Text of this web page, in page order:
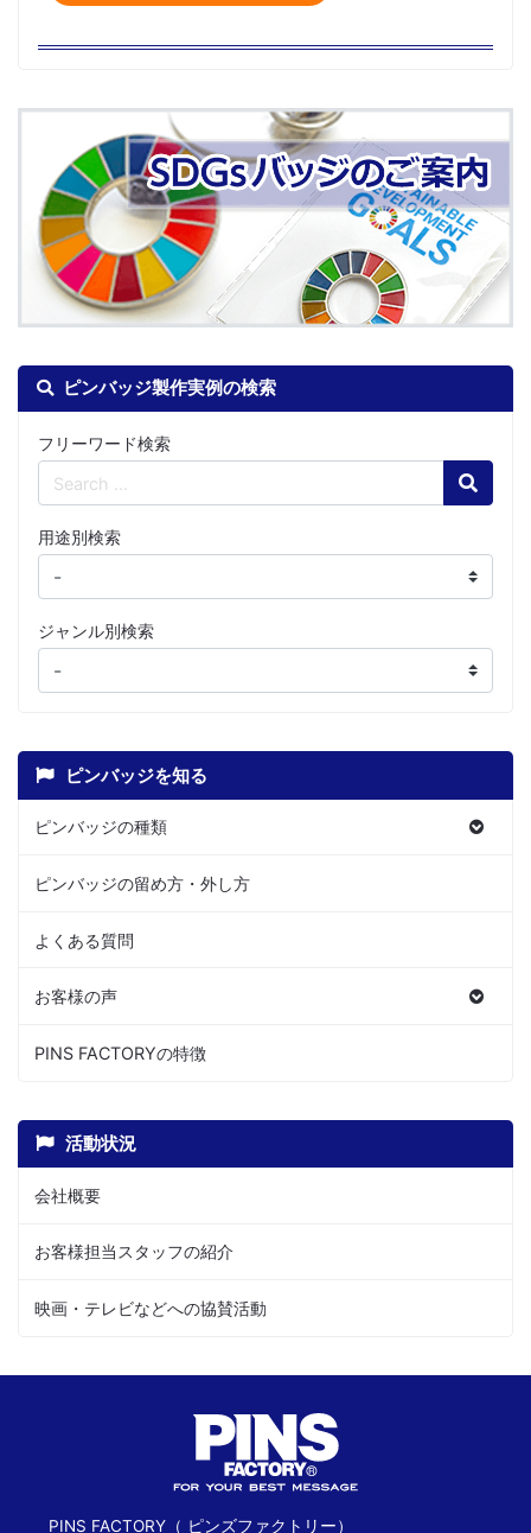
ピンバッジ製作実例の検索
フリーワード検索
Search
用途別検索
ジャンル別検索
ピンバッジを知る
ピンバッジの種類
ピンバッジの留め方・外し方
よくある質問
お客様の声
PINS FACTORYの特徴
活動状況
会社概要
お客様担当スタッフの紹介
映画・テレビなどへの協賛活動
PINS FACTORY（ ピンズファクトリー）